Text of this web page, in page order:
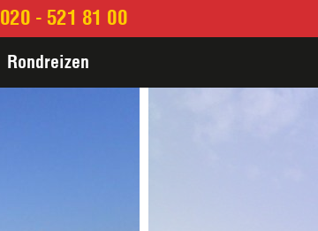
020 - 521 81 00
Rondreizen